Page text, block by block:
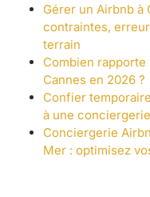
Gérer un Airbnb à
contraintes,
terrain
Combien rapporte
Cannes en 2026 ?
Confier
à une
Conciergerie
Mer : optimisez